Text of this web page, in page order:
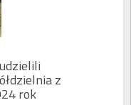
z
rok